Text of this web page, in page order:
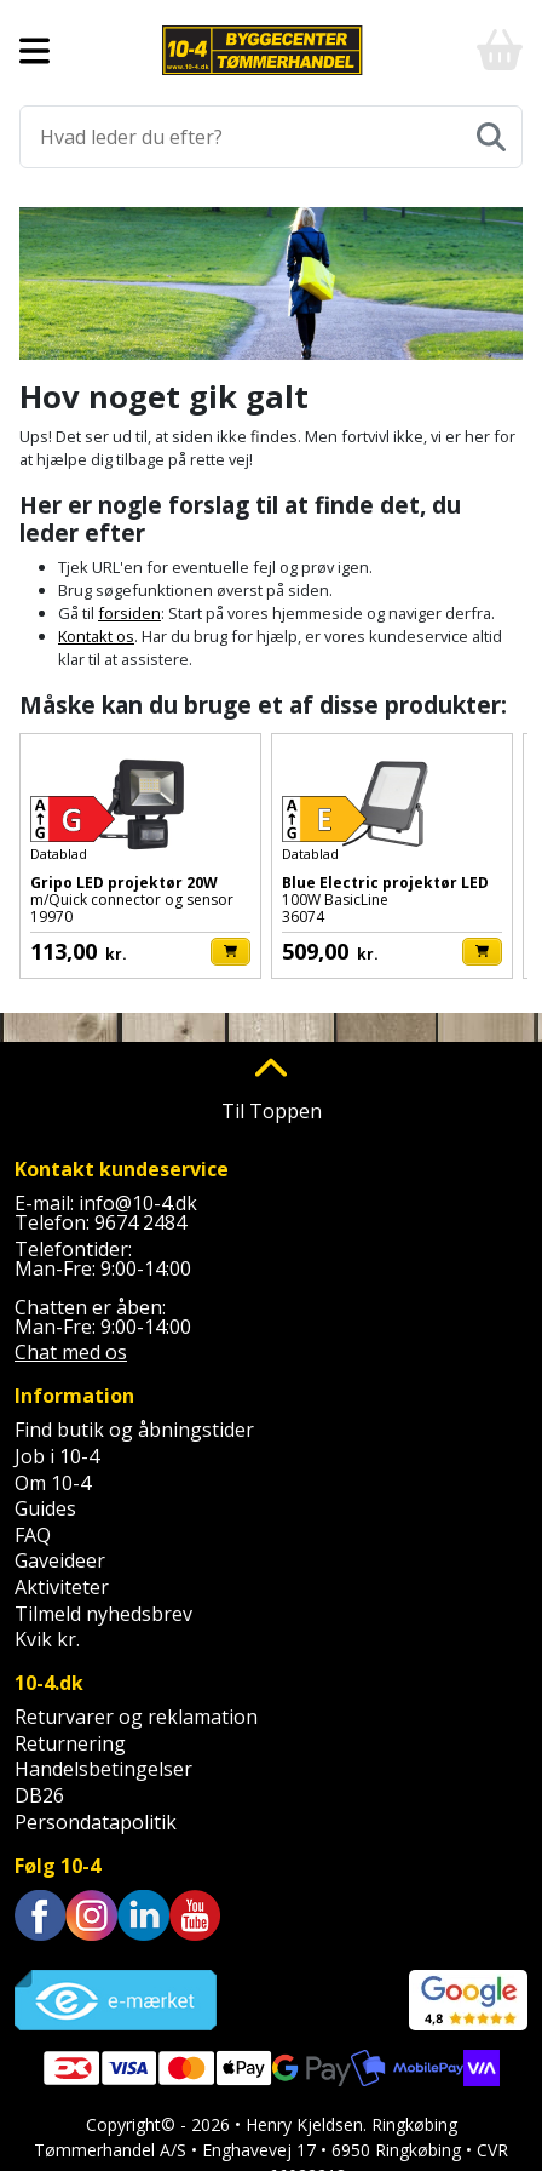
Aluprofiler
Armering
Asfalt
Befæstigelse
Byggeplader
Cement
og
mørtel
Damp-
og
vindspærre
dørgreb
og
lås
Fliseopsætning
og
Garageport
Gelænder
Gips
Grundmursplader
Hardieplank
brædder
Hemsestige
Isolering
Komposit
terrassebrædder
Lecablokke
og
fundablokke
Lofter
Lofttrapper
Murbinder
Murpap
og
murfolie
Mursten
Gulve
Fliser
og
klinker
Gulvtilbehør
Gulvunderlag
Gulvvarme
Laminatgulv
Vinylgulv
Værktøj
Afmærkning
Arbejdsbuk
Bærehåndtag
Båndstrammer
og
løftebånd
Blæselampe
Blindnitter
Byggepladshegn
Byggepladstrapper
Donkraft
Dorn
Fedtpresser
og
skumpistol
Gevindskærer
Gipsværktøj
Glasløfter
Glasskærer
Hæftepistol
og
-
hammer
Hammer
Høvl
Kiler
Kloakrenser
Kniv
og
hobbykniv
Koben
Kridtsnor
Landmålerstok
Elværktøj
Afkortersav
Arbejdsbord
Arbejdslamper
og
belysning
Arbejdsradio
Bajonetsav
Bajonetsavklinge
og
bænkslibertilbehør
Båndsav
Båndsliber
bænksliber
Bindemaskine
Bits
Bor
Bordrundsav
Bore-
og
skruemaskine
Borehammer
Boremaskinetilbehør
Diamantskæremaskine
Diamantslibertilbehør
Dykkerpistol
Dyksav
Excenterslibertilbehør
Fedtsprøjte
Flamingoskærer
Havemaskiner
Buskrydder
Dykpumpe
Fejemaskine
Generator
Græstrimmer
Hækkeklipper
Havetraktor
Højtryksrenser
Husvandværk
Kompostkværn
og
Motorsav
og
kædesav
Motorsav
og
tilbehør
Pælebor
Plæneklipper
Plæneklipper
tilbehør
Robotplæneklipper
tilbehør
Vandpumpe
Vertikalskærer
/
mosfjerner
Vinduesvasker
have
og
fritid
Affaldssortering
Affugter
Bålfad
bålsted
Belægningssten
Belysning
Beslag
Brændeovn
Brandslukker
Brugskunst
Camping
Damprengøring
Dørmåtte
Dørrist
Drivhus
Drivhustilbehør
Elartikler
Flagstænger
til
hus
have
Fuglefoderhus
Garderobe
opbevaring
Gavekort
Grill
Maling
Afdækning
til
malerarbejde
Gulvplejemidler
Malerværktøj
Maling
indendørs
Maling
udendørs
Polyfilla
til
væg
Tape
VVS
Armatur
vandhaner
Badeværelse
Kloak
og
afløb
Pex
rør
Radiator
fittings
Stålvask
Ventilation
og
indeklima
Beklædning
Børn
Herre
Outlet
Tilbudsavis
Log
ind
Guides
Gaveideer
Aktiviteter
-
billigt
og
-
Klik
og
byg
Hov noget gik galt
Ups! Det ser ud til, at siden ikke findes. Men fortvivl ikke, vi er her for
at hjælpe dig tilbage på rette vej!
Her er nogle forslag til at finde det, du
leder efter
Tjek URL'en for eventuelle fejl og prøv igen.
Brug søgefunktionen øverst på siden.
Gå til forsiden: Start på vores hjemmeside og naviger derfra.
Kontakt os. Har du brug for hjælp, er vores kundeservice altid
klar til at assistere.
Måske kan du bruge et af disse produkter:
Datablad
Gripo LED projektør 20W
m/Quick connector og sensor
19970
113,00 kr.
Datablad
Blue Electric projektør LED
100W BasicLine
36074
509,00 kr.
Til Toppen
Kontakt kundeservice
E-mail: info@10-4.dk
Telefon: 9674 2484
Telefontider:
Man-Fre: 9:00-14:00
Chatten er åben:
Man-Fre: 9:00-14:00
Chat med os
Information
Find butik og åbningstider
Job i 10-4
Om 10-4
Guides
FAQ
Gaveideer
Aktiviteter
Tilmeld nyhedsbrev
Kvik kr.
10-4.dk
Returvarer og reklamation
Returnering
Handelsbetingelser
DB26
Persondatapolitik
Følg 10-4
Copyright© - 2026 • Henry Kjeldsen. Ringkøbing
Tømmerhandel A/S • Enghavevej 17 • 6950 Ringkøbing • CVR